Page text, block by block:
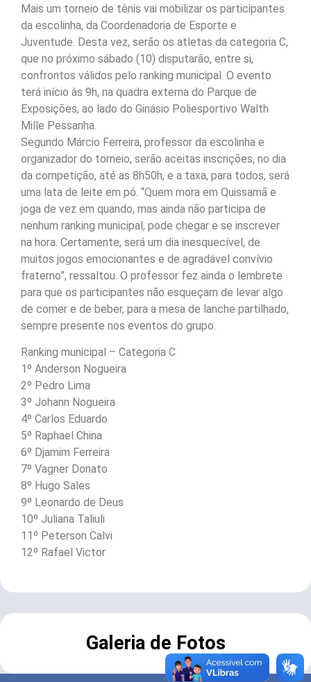
Mais um torneio de tênis vai mobilizar os participantes
da escolinha, da Coordenadoria de Esporte e
Juventude. Desta vez, serão os atletas da categoria C,
que no próximo sábado (10) disputarão, entre si,
confrontos válidos pelo ranking municipal. O evento
terá início às 9h, na quadra externa do Parque de
Exposições, ao lado do Ginásio Poliesportivo Walth
Mille Pessanha.
Segundo Márcio Ferreira, professor da escolinha e
organizador do torneio, serão aceitas inscrições, no dia
da competição, até as 8h50h, e a taxa, para todos, será
uma lata de leite em pó. “Quem mora em Quissamã e
joga de vez em quando, mas ainda não participa de
nenhum ranking municipal, pode chegar e se inscrever
na hora. Certamente, será um dia inesquecível, de
muitos jogos emocionantes e de agradável convívio
fraterno”, ressaltou. O professor fez ainda o lembrete
para que os participantes não esqueçam de levar algo
de comer e de beber, para a mesa de lanche partilhado,
sempre presente nos eventos do grupo.
Ranking municipal – Categoria C
1º Anderson Nogueira
2º Pedro Lima
3º Johann Nogueira
4º Carlos Eduardo
5º Raphael China
6º Djamim Ferreira
7º Vagner Donato
8º Hugo Sales
9º Leonardo de Deus
10º Juliana Taliuli
11º Peterson Calvi
12º Rafael Victor
Galeria de Fotos